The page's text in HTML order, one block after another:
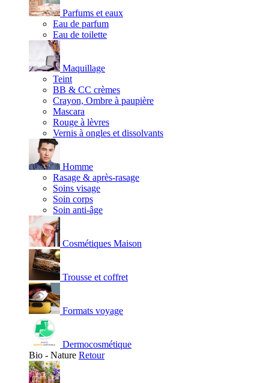
Parfums et eaux
Eau de parfum
Eau de toilette
Maquillage
Teint
BB & CC crèmes
Crayon, Ombre à paupière
Mascara
Rouge à lèvres
Vernis à ongles et dissolvants
Homme
Rasage & après-rasage
Soins visage
Soin corps
Soin anti-âge
Cosmétiques Maison
Trousse et coffret
Formats voyage
Dermocosmétique
Bio - Nature Retour